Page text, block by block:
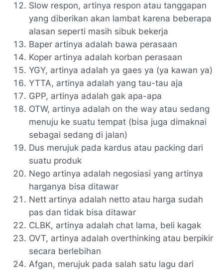
Slow respon, artinya respon atau tanggapan
yang diberikan akan lambat karena beberapa
alasan seperti masih sibuk bekerja
Baper artinya adalah bawa perasaan
Koper artinya adalah korban perasaan
YGY, artinya adalah ya gaes ya (ya kawan ya)
YTTA, artinya adalah yang tau-tau aja
GPP, artinya adalah gak apa-apa
OTW, artinya adalah on the way atau sedang
menuju ke suatu tempat (bisa juga dimaknai
sebagai sedang di jalan)
Dus merujuk pada kardus atau packing dari
suatu produk
Nego artinya adalah negosiasi yang artinya
harganya bisa ditawar
Nett artinya adalah netto atau harga sudah
pas dan tidak bisa ditawar
CLBK, artinya adalah chat lama, beli kagak
OVT, artinya adalah overthinking atau berpikir
secara berlebihan
Afgan, merujuk pada salah satu lagu dari